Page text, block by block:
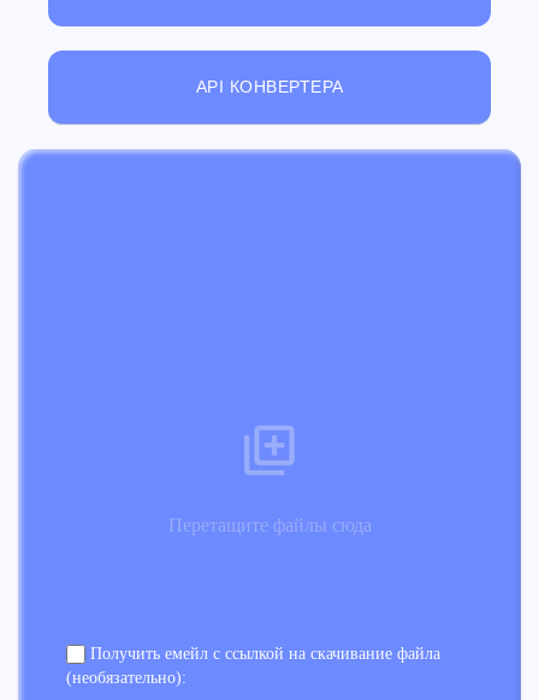
API КОНВЕРТЕРА
Перетащите файлы сюда
Получить емейл с ссылкой на скачивание файла
(необязательно):